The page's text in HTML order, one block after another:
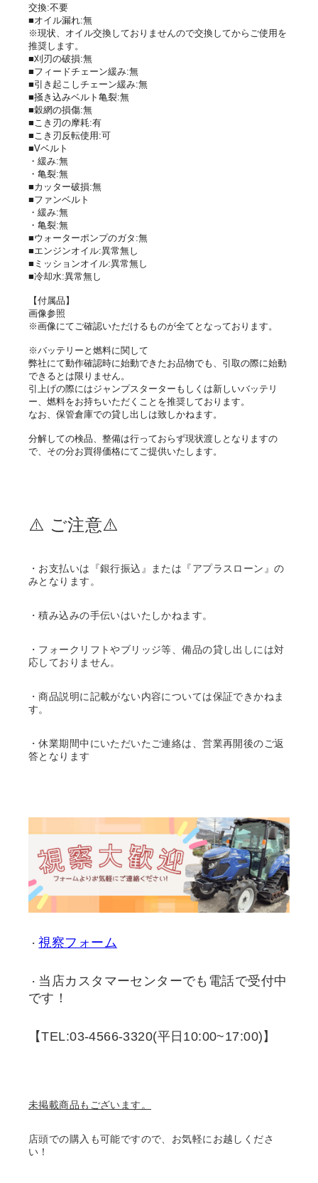
交換:不要
■オイル漏れ:無
※現状、オイル交換しておりませんので交換してからご使用を
推奨します。
■刈刃の破損:無
■フィードチェーン緩み:無
■引き起こしチェーン緩み:無
■掻き込みベルト亀裂:無
■穀網の損傷:無
■こき刃の摩耗:有
■こき刃反転使用:可
■Vベルト
・緩み:無
・亀裂:無
■カッター破損:無
■ファンベルト
・緩み:無
・亀裂:無
■ウォーターポンプのガタ:無
■エンジンオイル:異常無し
■ミッションオイル:異常無し
■冷却水:異常無し
【付属品】
画像参照
※画像にてご確認いただけるものが全てとなっております。
※バッテリーと燃料に関して
弊社にて動作確認時に始動できたお品物でも、引取の際に始動
できるとは限りません。
引上げの際にはジャンプスターターもしくは新しいバッテリ
ー、燃料をお持ちいただくことを推奨しております。
なお、保管倉庫での貸し出しは致しかねます。
分解しての検品、整備は行っておらず現状渡しとなりますの
で、その分お買得価格にてご提供いたします。
⚠️ ご注意⚠️
・お支払いは『銀行振込』または『アプラスローン』の
みとなります。
・積み込みの手伝いはいたしかねます。
・フォークリフトやブリッジ等、備品の貸し出しには対
応しておりません。
・商品説明に記載がない内容については保証できかねま
す。
・休業期間中にいただいたご連絡は、営業再開後のご返
答となります
・視察フォーム
・ 当店カスタマーセンターでも電話で受付中
です！
【TEL:03-4566-3320(平日10:00~17:00)】
未掲載商品もございます。
店頭での購入も可能ですので、お気軽にお越しくださ
い！